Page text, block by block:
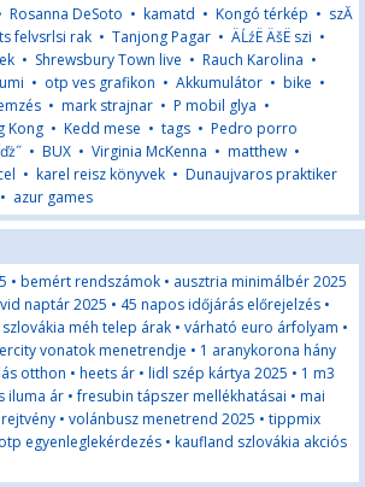
Rosanna DeSoto • kamatd • Kongó térkép • szĂ
felvsrlsi rak • Tanjong Pagar • ÄĹźË ÄšË szi •
• Shrewsbury Town live • Rauch Karolina •
• otp ves grafikon • Akkumulátor • bike •
• mark strajnar • P mobil glya •
Kong • Kedd mese • tags • Pedro porro
• BUX • Virginia McKenna • matthew •
• karel reisz könyvek • Dunaujvaros praktiker
• azur games
• bemért rendszámok • ausztria minimálbér 2025
naptár 2025 • 45 napos időjárás előrejelzés •
szlovákia méh telep árak • várható euro árfolyam •
vonatok menetrendje • 1 aranykorona hány
otthon • heets ár • lidl szép kártya 2025 • 1 m3
iluma ár •fresubin tápszer mellékhatásai • mai
• volánbusz menetrend 2025 • tippmix
otp egyenleglekérdezés • kaufland szlovákia akciós